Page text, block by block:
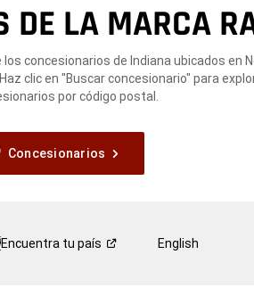
DE LA MARCA
concesionarios de Indiana ubicados en
clic en "Buscar concesionario" para
por código postal.
Concesionarios
Encuentra tu país English